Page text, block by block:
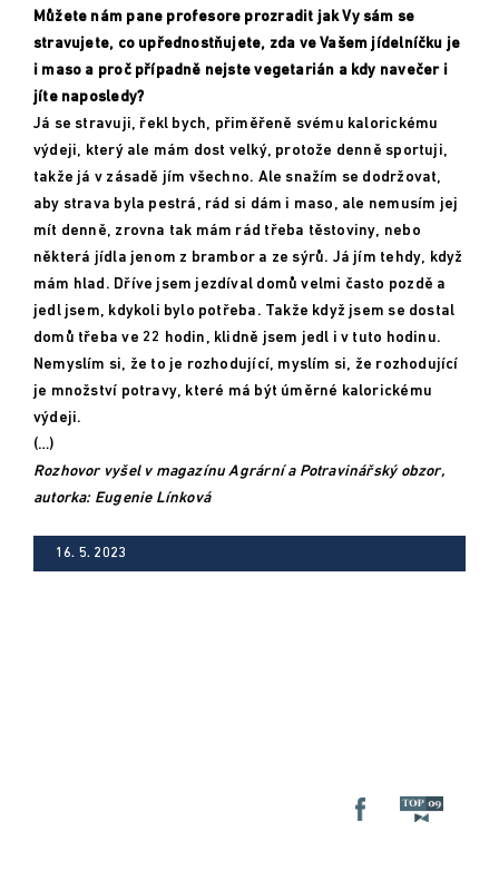
Můžete nám pane profesore prozradit jak Vy sám se
stravujete, co upřednostňujete, zda ve Vašem jídelníčku je
i maso a proč případně nejste vegetarián a kdy navečer i
jíte naposledy?
Já se stravuji, řekl bych, přiměřeně svému kalorickému
výdeji, který ale mám dost velký, protože denně sportuji,
takže já v zásadě jím všechno. Ale snažím se dodržovat,
aby strava byla pestrá, rád si dám i maso, ale nemusím jej
mít denně, zrovna tak mám rád třeba těstoviny, nebo
některá jídla jenom z brambor a ze sýrů. Já jím tehdy, když
mám hlad. Dříve jsem jezdíval domů velmi často pozdě a
jedl jsem, kdykoli bylo potřeba. Takže když jsem se dostal
domů třeba ve 22 hodin, klidně jsem jedl i v tuto hodinu.
Nemyslím si, že to je rozhodující, myslím si, že rozhodující
je množství potravy, které má být úměrné kalorickému
výdeji.
(…)
Rozhovor vyšel v magazínu Agrární a Potravinářský obzor,
autorka: Eugenie Línková
16. 5. 2023
FB TOP